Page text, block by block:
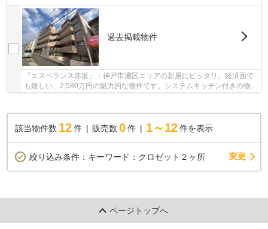
過去掲載物件
「エスペランス赤坂」：神戸市灘区エリアの新居にピッタリ。経済面で
も嬉しい、2,580万円の魅力的な物件です。システムキッチン付きの物件
該当物件数 12件 販売数 0 件 1～12 件を表示
絞り込み条件： キーワード：クロゼット２ヶ所 変更
ページトップへ